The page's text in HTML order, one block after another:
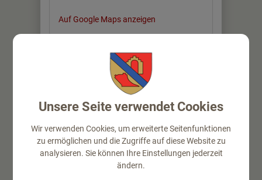
Auf Google Maps anzeigen
⇐ zurück
Unsere Seite verwendet Cookies
Wir verwenden Cookies, um erweiterte Seitenfunktionen
zu ermöglichen und die Zugriffe auf diese Website zu
analysieren. Sie können Ihre Einstellungen jederzeit
ändern.